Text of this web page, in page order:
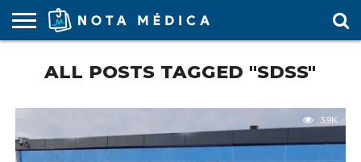
MÉDICA
ARS
ARTÍCULO
ACTUALIDAD
COLEGIO
MÉDICO
COVID-
EDUCACIÓN
MÉDICA
ESTUDIANTES
FARMACÉUTICAS
GUBERNAMENTAL
HOSPITALES
Y CLÍNICAS
MARKETING
MÉDICO
RESIDENTES
SALUD
LABORAL
SOCIEDADES
MÉDICAS
TURISMO
MÉDICO
VÍDEOS
ALL POSTS TAGGED "SDSS"
3.9K